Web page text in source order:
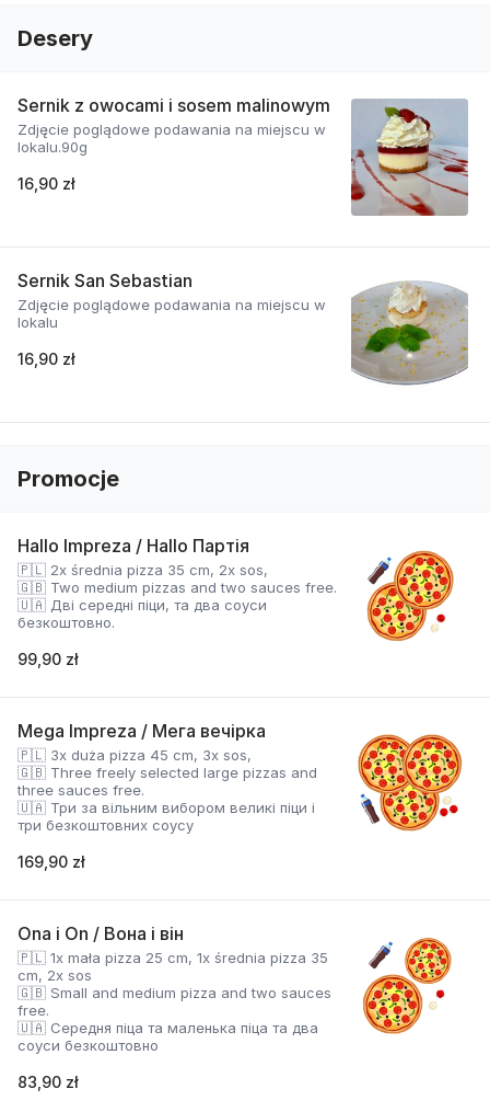
Desery
Sernik z owocami i sosem malinowym
Zdjęcie poglądowe podawania na miejscu w
lokalu.90g
16,90 zł
Sernik San Sebastian
Zdjęcie poglądowe podawania na miejscu w
lokalu
16,90 zł
Promocje
Hallo Impreza / Hallo Партія
🇵🇱 2x średnia pizza 35 cm, 2x sos,
🇬🇧 Two medium pizzas and two sauces free.
🇺🇦 Дві середні піци, та два соуси
безкоштовно.
99,90 zł
Mega Impreza / Мега вечірка
🇵🇱 3x duża pizza 45 cm, 3x sos,
🇬🇧 Three freely selected large pizzas and
three sauces free.
🇺🇦 Три за вільним вибором великі піци і
три безкоштовних соусу
169,90 zł
Ona i On / Вона і він
🇵🇱 1x mała pizza 25 cm, 1x średnia pizza 35
cm, 2x sos
🇬🇧 Small and medium pizza and two sauces
free.
🇺🇦 Середня піца та маленька піца та два
соуси безкоштовно
83,90 zł